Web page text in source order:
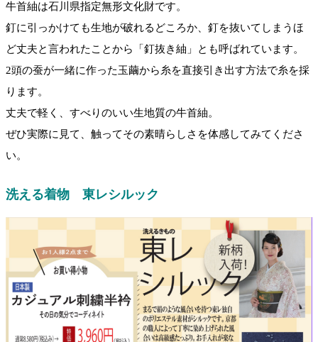
牛首紬は石川県指定無形文化財です。
釘に引っかけても生地が破れるどころか、釘を抜いてしまうほ
ど丈夫と言われたことから「釘抜き紬」とも呼ばれています。
2頭の蚕が一緒に作った玉繭から糸を直接引き出す方法で糸を採
ります。
丈夫で軽く、すべりのいい生地質の牛首紬。
ぜひ実際に見て、触ってその素晴らしさを体感してみてくださ
い。
洗える着物 東レシルック